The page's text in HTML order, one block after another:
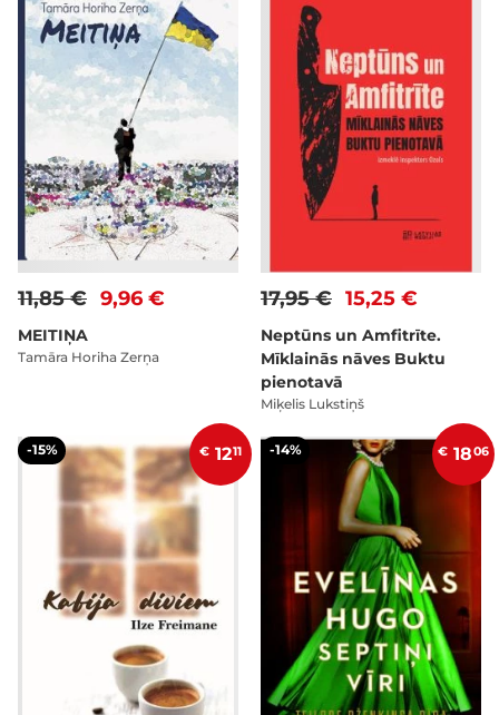
9,96 €
11,85 €
MEITIŅA
Tamāra Horiha Zerņa
15,25 €
17,95 €
Neptūns un Amfitrīte.
Mīklainās nāves Buktu
pienotavā
Miķelis Lukstiņš
-15% € 1211 -14% € 1806